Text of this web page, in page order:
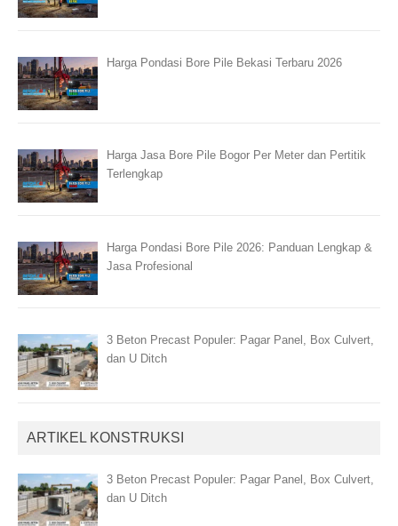
Harga Pondasi Bore Pile Bekasi Terbaru 2026
Harga Jasa Bore Pile Bogor Per Meter dan Pertitik
Terlengkap
Harga Pondasi Bore Pile 2026: Panduan Lengkap &
Jasa Profesional
3 Beton Precast Populer: Pagar Panel, Box Culvert,
dan U Ditch
ARTIKEL KONSTRUKSI
3 Beton Precast Populer: Pagar Panel, Box Culvert,
dan U Ditch